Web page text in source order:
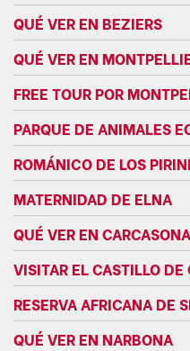
QUÉ VER EN BEZIERS
QUÉ VER EN
FREE TOUR POR
PARQUE DE ANIMALES
ROMÁNICO DE LOS
MATERNIDAD DE ELNA
QUÉ VER EN CARCASONA
VISITAR EL CASTILLO DE
RESERVA AFRICANA DE
QUÉ VER EN NARBONA